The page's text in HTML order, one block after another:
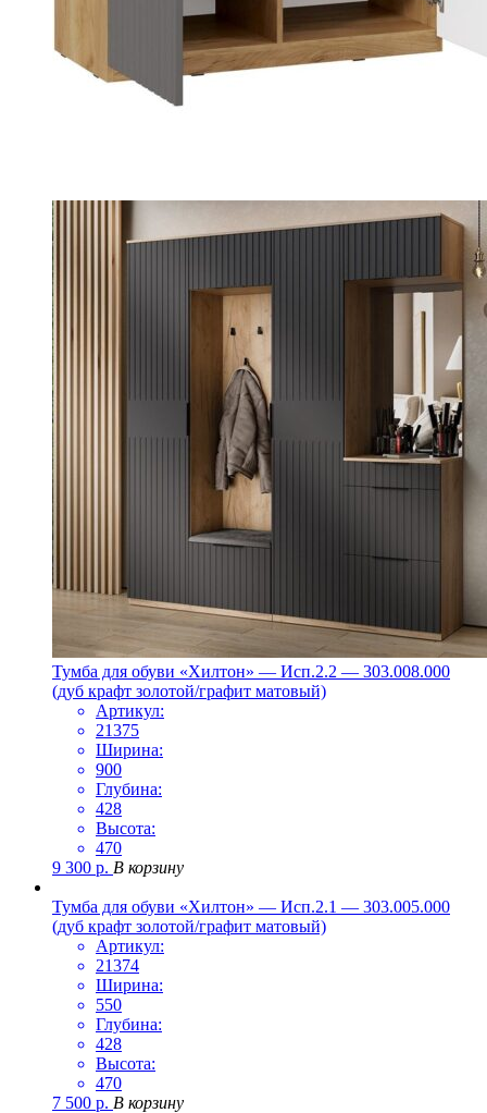
Тумба для обуви «Хилтон» — Исп.2.2 — 303.008.000
(дуб крафт золотой/графит матовый)
Артикул:
21375
Ширина:
900
Глубина:
428
Высота:
470
9 300 р. В корзину
Тумба для обуви «Хилтон» — Исп.2.1 — 303.005.000
(дуб крафт золотой/графит матовый)
Артикул:
21374
Ширина:
550
Глубина:
428
Высота:
470
7 500 р. В корзину